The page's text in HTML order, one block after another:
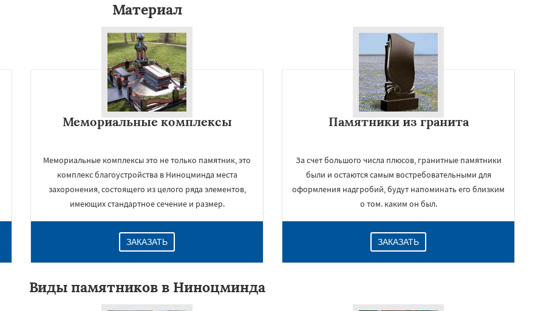
Материал
Мемориальные комплексы
Мемориальные комплексы это не только памятник, это
комплекс благоустройства в Ниноцминда места
захоронения, состоящего из целого ряда элементов,
имеющих стандартное сечение и размер.
ЗАКАЗАТЬ
Памятники из гранита
За счет большого числа плюсов, гранитные памятники
были и остаются самым востребовательными для
оформления надгробий, будут напоминать его близким
о том. каким он был.
ЗАКАЗАТЬ
Виды памятников в Ниноцминда